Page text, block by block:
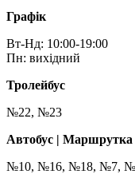
Графік
Вт-Нд: 10:00-19:00
Пн: вихідний
Тролейбус
№22, №23
Автобус | Маршрутка
№10, №16, №18, №7,